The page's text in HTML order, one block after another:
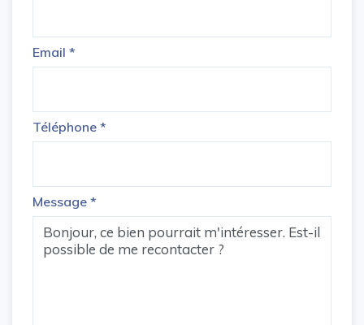
Email *
Téléphone *
Message *